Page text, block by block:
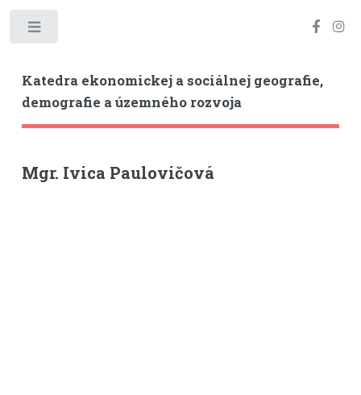
Katedra ekonomickej a sociálnej geografie,
demografie a územného rozvoja
Mgr. Ivica Paulovičová